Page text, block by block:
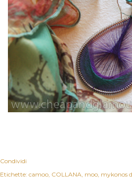
Condividi
Etichette: camoo COLLANA moo mykonos